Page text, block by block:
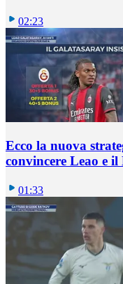
02:23
Ecco la nuova
convincere Leao e
01:33